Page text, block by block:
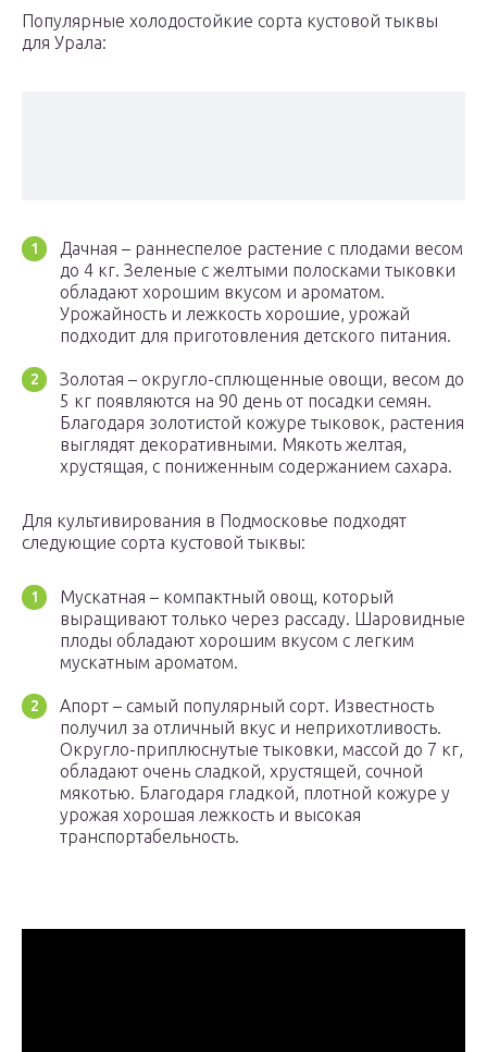
Популярные холодостойкие сорта кустовой тыквы
для Урала:
Дачная – раннеспелое растение с плодами весом
до 4 кг. Зеленые с желтыми полосками тыковки
обладают хорошим вкусом и ароматом.
Урожайность и лежкость хорошие, урожай
подходит для приготовления детского питания.
Золотая – округло-сплющенные овощи, весом до
5 кг появляются на 90 день от посадки семян.
Благодаря золотистой кожуре тыковок, растения
выглядят декоративными. Мякоть желтая,
хрустящая, с пониженным содержанием сахара.
Для культивирования в Подмосковье подходят
следующие сорта кустовой тыквы:
Мускатная – компактный овощ, который
выращивают только через рассаду. Шаровидные
плоды обладают хорошим вкусом с легким
мускатным ароматом.
Апорт – самый популярный сорт. Известность
получил за отличный вкус и неприхотливость.
Округло-приплюснутые тыковки, массой до 7 кг,
обладают очень сладкой, хрустящей, сочной
мякотью. Благодаря гладкой, плотной кожуре у
урожая хорошая лежкость и высокая
транспортабельность.